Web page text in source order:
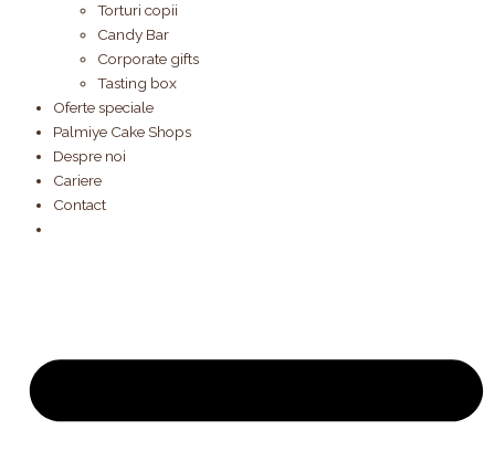
Torturi copii
Candy Bar
Corporate gifts
Tasting box
Oferte speciale
Palmiye Cake Shops
Despre noi
Cariere
Contact